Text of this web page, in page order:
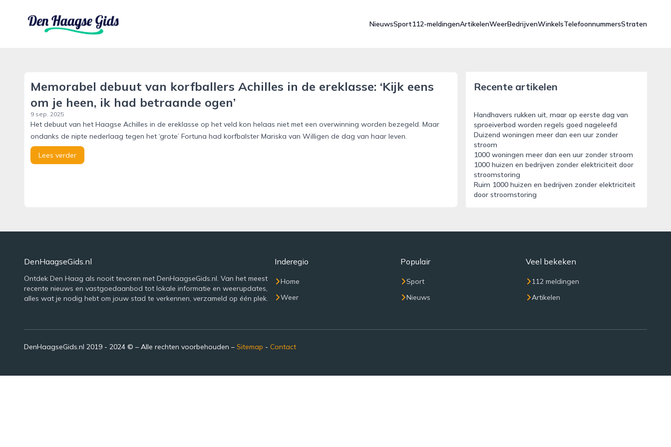
denhaagsegids.nl
NieuwsSport112-meldingenArtikelenWeerBedrijvenWinkelsTelefoonnummersStraten
Memorabel debuut van korfballers Achilles in de ereklasse: ‘Kijk eens
om je heen, ik had betraande ogen’
9 sep. 2025
Het debuut van het Haagse Achilles in de ereklasse op het veld kon helaas niet met een overwinning worden bezegeld. Maar
ondanks de nipte nederlaag tegen het ‘grote’ Fortuna had korfbalster Mariska van Willigen de dag van haar leven.
Lees verder
Recente artikelen
Handhavers rukken uit, maar op eerste dag van
sproeiverbod worden regels goed nageleefd
Duizend woningen meer dan een uur zonder
stroom
1000 woningen meer dan een uur zonder stroom
1000 huizen en bedrijven zonder elektriciteit door
stroomstoring
Ruim 1000 huizen en bedrijven zonder elektriciteit
door stroomstoring
DenHaagseGids.nl
Ontdek Den Haag als nooit tevoren met DenHaagseGids.nl. Van het meest
recente nieuws en vastgoedaanbod tot lokale informatie en weerupdates,
alles wat je nodig hebt om jouw stad te verkennen, verzameld op één plek.
Inderegio
Home
Weer
Populair
Sport
Nieuws
Veel bekeken
112 meldingen
Artikelen
DenHaagseGids.nl 2019 - 2024 © – Alle rechten voorbehouden – Sitemap - Contact